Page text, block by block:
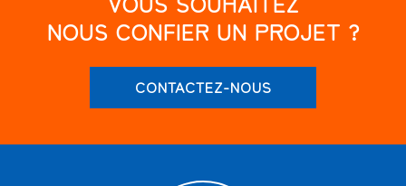
NOUS CONFIER UN PROJET ?
CONTACTEZ-NOUS